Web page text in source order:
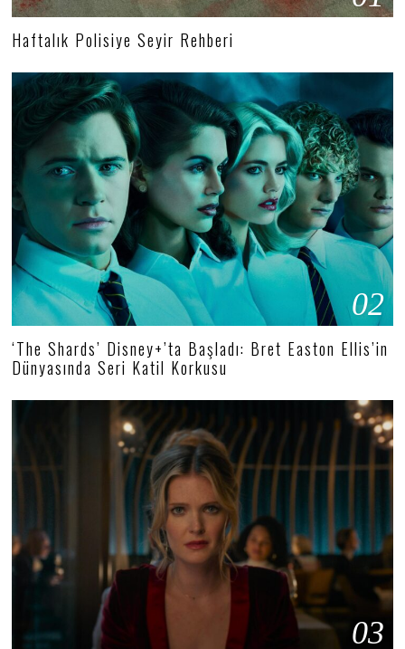
Haftalık Polisiye Seyir Rehberi
02
‘The Shards’ Disney+’ta Başladı: Bret Easton Ellis’in
Dünyasında Seri Katil Korkusu
03